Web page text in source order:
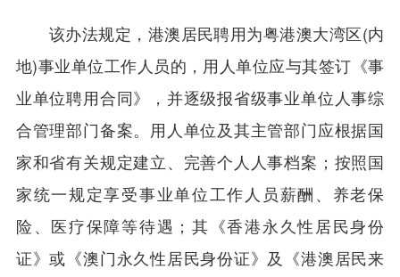
该办法规定，港澳居民聘用为粤港澳大湾区(内
地)事业单位工作人员的，用人单位应与其签订《事
业单位聘用合同》，并逐级报省级事业单位人事综
合管理部门备案。用人单位及其主管部门应根据国
家和省有关规定建立、完善个人人事档案；按照国
家统一规定享受事业单位工作人员薪酬、养老保
险、医疗保障等待遇；其《香港永久性居民身份
证》或《澳门永久性居民身份证》及《港澳居民来